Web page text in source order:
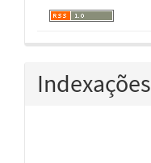
Indexações